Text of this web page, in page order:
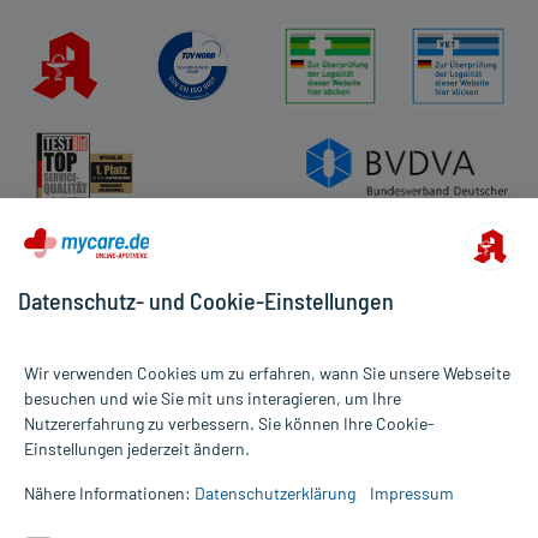
Impressum
Datenschutz
Cookie-Einstellungen
Rückgabe/Widerruf
Alle Preise gelten inkl. MwSt., ggf. zzgl. Versandkosten
Informationen auf dieser Website werden ausschließlich für
die Untersuchung und Behandlung durch einen Arzt. Bitte
Datenschutz- und Cookie-Einstellungen
Wir verwenden Cookies um zu erfahren, wann Sie unsere Webseite
besuchen und wie Sie mit uns interagieren, um Ihre
Nutzererfahrung zu verbessern. Sie können Ihre Cookie-
Einstellungen jederzeit ändern.
Nähere Informationen: Datenschutzerklärung Impressum